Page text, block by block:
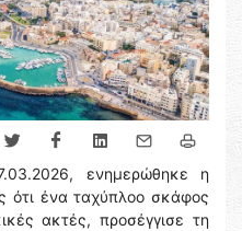
ενημερώθηκε η
ότι ένα ταχύπλοο σκάφος
ακτές, προσέγγισε τη